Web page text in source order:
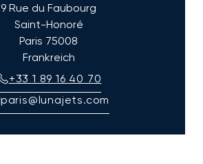
9 Rue du Faubourg
Saint-Honoré
Paris 75008
Frankreich
+33 1 89 16 40 70
paris@lunajets.com